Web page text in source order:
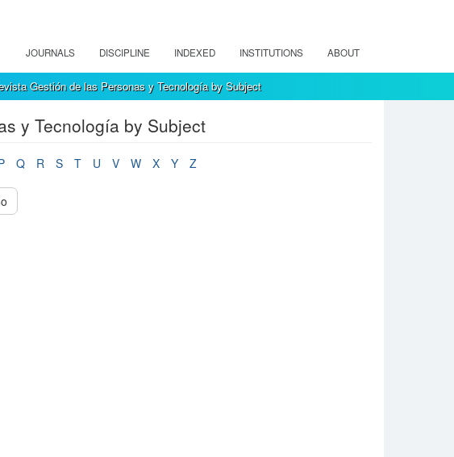
JOURNALS DISCIPLINE INDEXED INSTITUTIONS ABOUT
Gestión de las Personas y Tecnología by Subject
y Tecnología by Subject
Q R S T U V W X Y Z